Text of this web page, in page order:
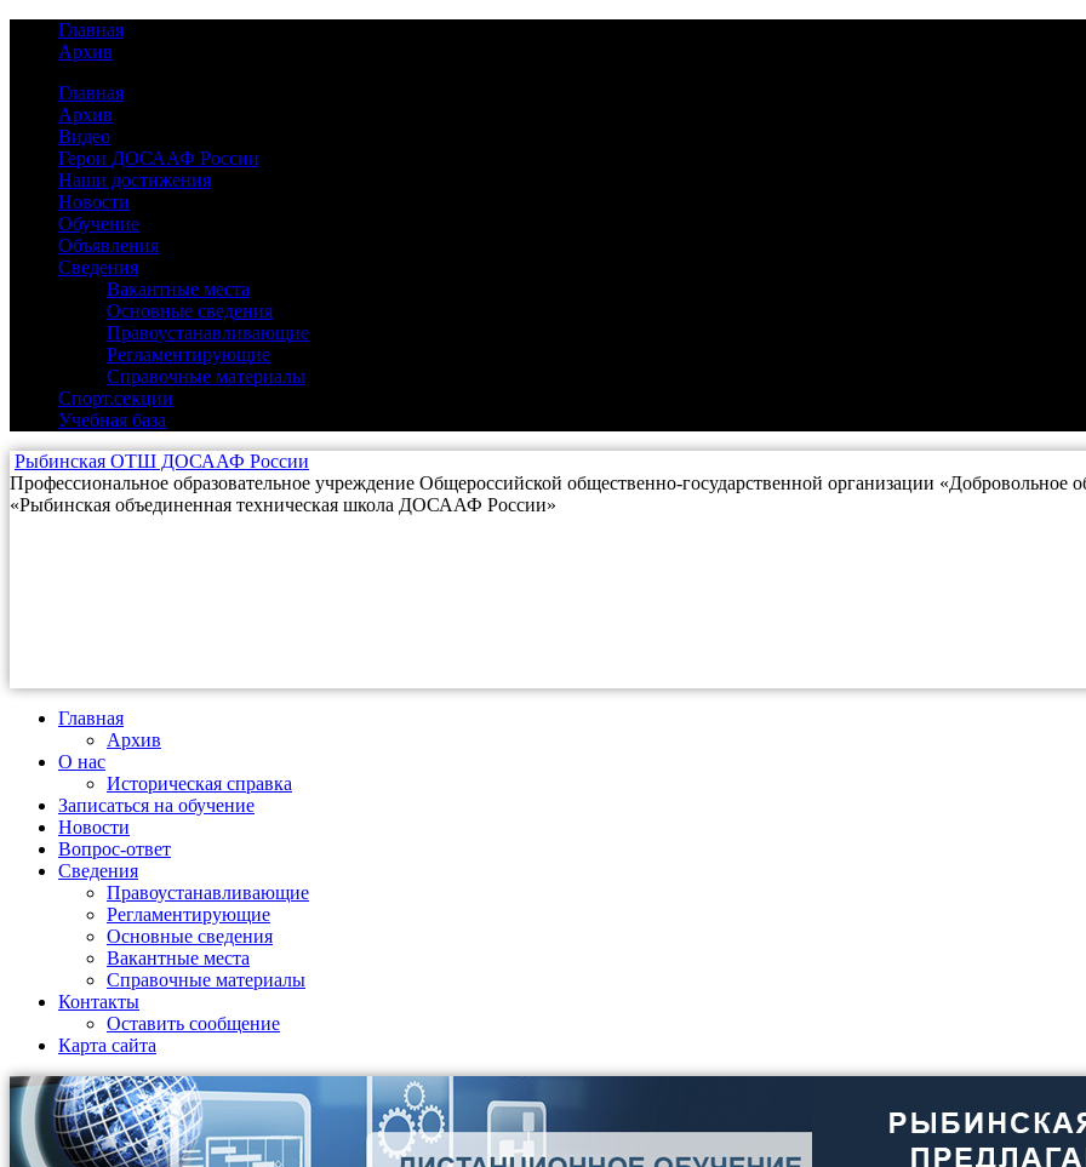
Главная
Архив
Главная
Архив
Видео
Герои ДОСААФ России
Наши достижения
Новости
Обучение
Объявления
Сведения
Вакантные места
Основные сведения
Правоустанавливающие
Регламентирующие
Справочные материалы
Спорт.секции
Учебная база
Рыбинская ОТШ ДОСААФ России
Профессиональное образовательное учреждение Общероссийской общественно-государственной организации «Добровольное
«Рыбинская объединенная техническая школа ДОСААФ России»
Главная
Архив
О нас
Историческая справка
Записаться на обучение
Новости
Вопрос-ответ
Сведения
Правоустанавливающие
Регламентирующие
Основные сведения
Вакантные места
Справочные материалы
Контакты
Оставить сообщение
Карта сайта